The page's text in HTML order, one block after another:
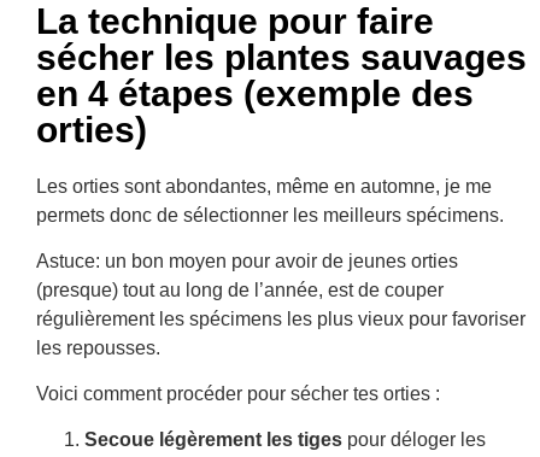
La technique pour faire
sécher les plantes sauvages
en 4 étapes (exemple des
orties)
Les orties sont abondantes, même en automne, je me
permets donc de sélectionner les meilleurs spécimens.
Astuce: un bon moyen pour avoir de jeunes orties
(presque) tout au long de l’année, est de couper
régulièrement les spécimens les plus vieux pour favoriser
les repousses.
Voici comment procéder pour sécher tes orties :
Secoue légèrement les tiges pour déloger les